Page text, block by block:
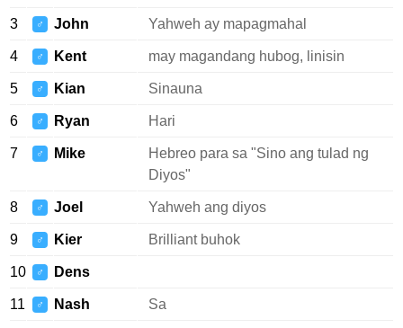
3 ♂ John Yahweh ay mapagmahal
4 ♂ Kent may magandang hubog, linisin
5 ♂ Kian Sinauna
6 ♂ Ryan Hari
7 ♂ Mike
Hebreo para sa "Sino ang tulad ng
Diyos"
8 ♂ Joel Yahweh ang diyos
9 ♂ Kier Brilliant buhok
10 ♂ Dens
11 ♂ Nash Sa